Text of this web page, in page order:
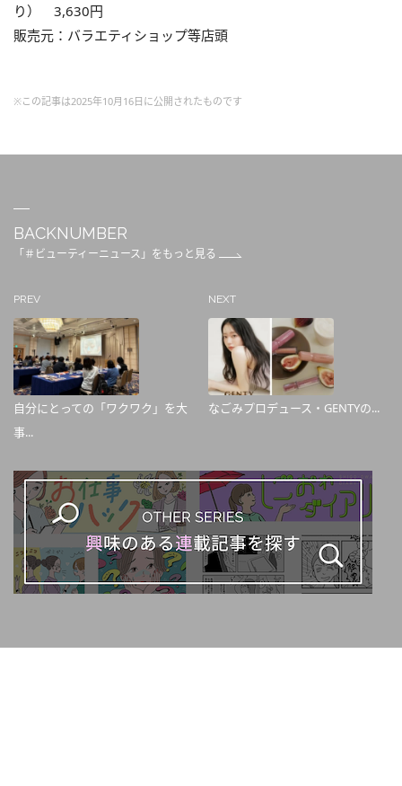
り） 3,630円
販売元：バラエティショップ等店頭
※この記事は2025年10月16日に公開されたものです
BACKNUMBER
「＃ビューティーニュース」をもっと見る
PREV
自分にとっての「ワクワク」を大
事...
NEXT
なごみプロデュース・GENTYの...